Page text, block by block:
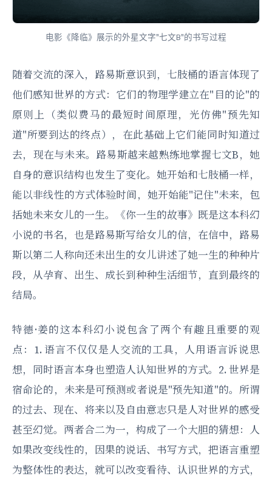
电影《降临》展示的外星文字"七文B"的书写过程
随着交流的深入，路易斯意识到，七肢桶的语言体现了
他们感知世界的方式：它们的物理学建立在"目的论"的
原则上（类似费马的最短时间原理，光仿佛"预先知
道"所要到达的终点），在此基础上它们能同时知道过
去，现在与未来。路易斯越来越熟练地掌握七文B，她
自身的意识结构也发生了变化。她开始和七肢桶一样，
能以非线性的方式体验时间，她开始能"记住"未来，包
括她未来女儿的一生。《你一生的故事》既是这本科幻
小说的书名，也是路易斯写给女儿的信，在信中，路易
斯以第二人称向还未出生的女儿讲述了她一生的种种片
段，从孕育、出生、成长到种种生活细节，直到最终的
结局。
特德·姜的这本科幻小说包含了两个有趣且重要的观
点：1. 语言不仅仅是人交流的工具，人用语言诉说思
想，同时语言本身也塑造人认知世界的方式。2. 世界是
宿命论的，未来是可预测或者说是"预先知道"的。所谓
的过去、现在、将来以及自由意志只是人对世界的感受
甚至幻觉。两者合二为一，构成了一个大胆的猜想：人
如果改变线性的，因果的说话、书写方式，把语言重塑
为整体性的表达，就可以改变看待、认识世界的方式，